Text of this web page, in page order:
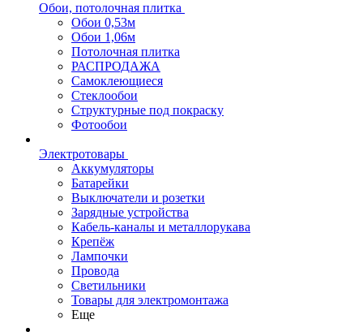
Обои, потолочная плитка
Обои 0,53м
Обои 1,06м
Потолочная плитка
РАСПРОДАЖА
Самоклеющиеся
Стеклообои
Структурные под покраску
Фотообои
Электротовары
Аккумуляторы
Батарейки
Выключатели и розетки
Зарядные устройства
Кабель-каналы и металлорукава
Крепёж
Лампочки
Провода
Светильники
Товары для электромонтажа
Еще